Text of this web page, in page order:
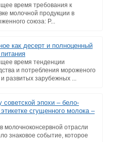
время требования к
молочной продукции в
союза: Р...
как десерт и полноценный
время тенденции
и потребления мороженого
и развитых зарубежных ...
советской эпохи – бело-
сгущенного молока –
в молочноконсервной отрасли
знаковое событие, которое